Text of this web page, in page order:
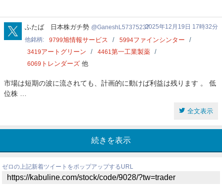
GaneshL57375237
ふたば 日本株ガチ勢 GaneshL573752372025年12月19日 17時32分
他銘柄
9799旭情報サービス 5994ファインシンター
3419アートグリーン 4461第一工業製薬
6069 トレンダーズ 他
市場は短期の波に流されても、計画的に動けば利益は残ります 。 低
位株 …
全文表示
続きを表示
ゼロの上記新着ツイートをポップアップするURL